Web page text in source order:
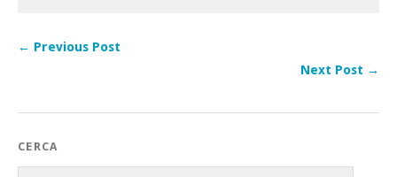
← Previous Post
Next Post →
CERCA